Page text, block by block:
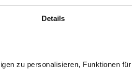
Details
zu personalisieren, Funktionen